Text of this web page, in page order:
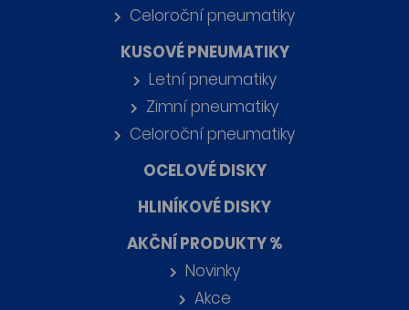
Celoroční pneumatiky
KUSOVÉ PNEUMATIKY
Letní pneumatiky
Zimní pneumatiky
Celoroční pneumatiky
OCELOVÉ DISKY
HLINÍKOVÉ DISKY
AKČNÍ PRODUKTY %
Novinky
Akce